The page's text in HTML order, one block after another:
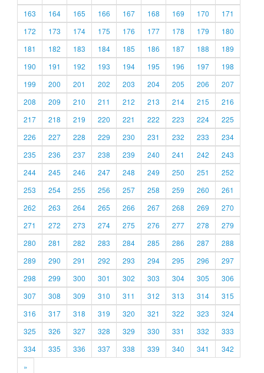
163
164 165 166 167 168 169 170
171
172
173 174 175 176 177 178 179
180
181
182 183 184 185 186 187 188
189
190
191 192 193 194 195 196 197
198
199
200 201 202 203 204 205 206
207
208
209 210 211 212 213 214 215
216
217
218 219 220 221 222 223 224
225
226
227 228 229 230 231 232 233
234
235
236 237 238 239 240 241 242
243
244
245 246 247 248 249 250 251
252
253
254 255 256 257 258 259 260
261
262
263 264 265 266 267 268 269
270
271
272 273 274 275 276 277 278
279
280
281 282 283 284 285 286 287
288
289
290 291 292 293 294 295 296
297
298
299 300 301 302 303 304 305
306
307
308 309 310 311 312 313 314
315
316
317 318 319 320 321 322 323
324
325
326 327 328 329 330 331 332
333
334
335 336 337 338 339 340 341
342
»